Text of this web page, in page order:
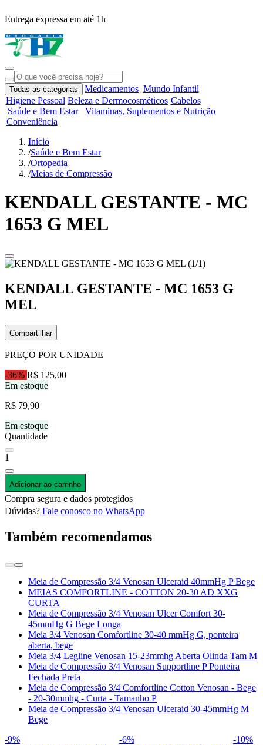
Entrega expressa em até 1h
Todas as categorias Medicamentos Mundo Infantil
Higiene Pessoal Beleza e Dermocosméticos Cabelos
Saúde e Bem Estar
Vitaminas, Suplementos e Nutrição
Conveniência
Início
/Saúde e Bem Estar
/Ortopedia
/Meias de Compressão
KENDALL GESTANTE - MC
1653 G MEL
KENDALL GESTANTE - MC 1653 G
MEL
Compartilhar
PREÇO POR UNIDADE
-36% R$ 125,00
Em estoque
R$ 79,90
Em estoque
Quantidade
1
Adicionar ao carrinho
Compra segura e dados protegidos
Dúvidas? Fale conosco no WhatsApp
Também recomendamos
Meia de Compressão 3/4 Venosan Ulceraid 40mmHg P Bege
MEIAS COMFORTLINE - COTTON 20-30 AD XXG
CURTA
Meia de Compressão 3/4 Venosan Ulcer Comfort 30-
45mmHg G Bege Longa
Meia 3/4 Venosan Comfortline 30-40 mmHg G, ponteira
aberta, bege
Meia 3/4 Legline Venosan 15-23mmhg Aberta Olinda Tam M
Meia de Compressão 3/4 Venosan Supportline P Ponteira
Fechada Preta
Meia de Compressão 3/4 Comfortline Cotton Venosan - Bege
- 20-30mmhg - Curta - Tamanho P
Meia de Compressão 3/4 Venosan Ulceraid 30-45mmHg M
Bege
-9%
-6% -10%